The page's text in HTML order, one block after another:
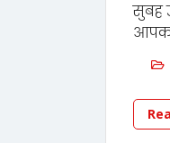
सुबह